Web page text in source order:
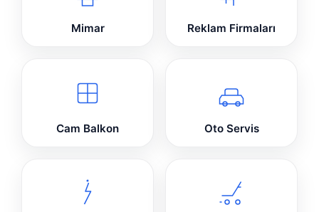
Mimar Reklam Firmaları
Cam Balkon Oto Servis